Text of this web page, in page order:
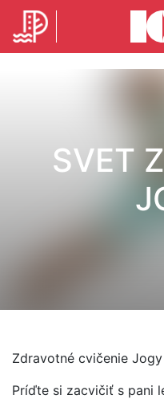
SVET
Zdravotné cvičenie
Príďte si zacvičiť s pani